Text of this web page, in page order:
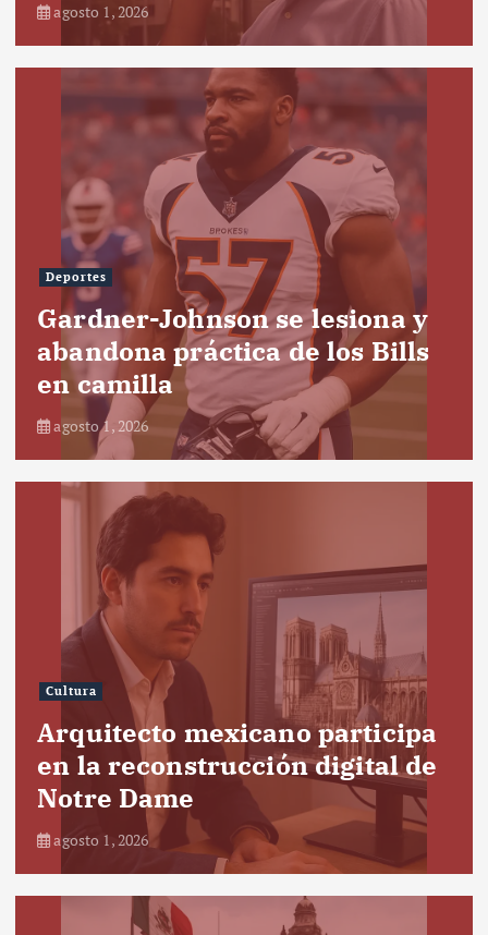
agosto 1, 2026
Deportes
Gardner-Johnson se lesiona y
abandona práctica de los Bills
en camilla
agosto 1, 2026
Cultura
Arquitecto mexicano participa
en la reconstrucción digital de
Notre Dame
agosto 1, 2026